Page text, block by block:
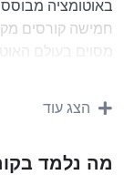
חמישה קורסים
מסוים בעולם
התמקדות
הצג עוד
מה נלמד